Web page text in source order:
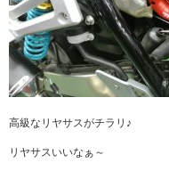
高級なリヤサスがチラリ♪
リヤサスいいなぁ～